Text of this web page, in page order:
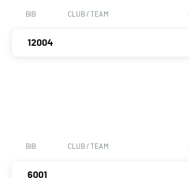
BIB CLUB / TEAM
12004
BIB CLUB / TEAM
6001